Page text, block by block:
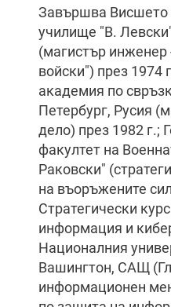
Завършва Висшето
училище "В.
(магистър
войски") през 1974
академия по
Петербург, Русия
дело) през 1982 г.;
факултет на
Раковски"
на въоръжените
Стратегически
информация и
Националния
Вашингтон, САЩ
информационен